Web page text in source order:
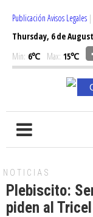
Publicación Avisos Legales |
Thursday, 6 de
Min: 6℃ Max: 15℃
NOTICIAS
Plebiscito:
piden al